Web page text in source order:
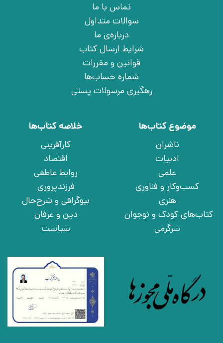
تماس با ما
سوالات متداول
درباره‌ی ما
شرایط ارسال کتاب
قوانین و مقررات
شماره حساب‌ها
رهگیری مرسولات پستی
موضوع کتاب‌ها
ناشران
ادبیات
علمی
کسب‌وکار و فناوری
هنری
کتاب‌های کودک و نوجوان
سرگرمی
خلاصه کتاب‌ها
کارآفرینی
اقتصاد
روابط عاطفی
فرزندپروری
بیوگرافی و شرح‌حال
دین و عرفان
سیاست